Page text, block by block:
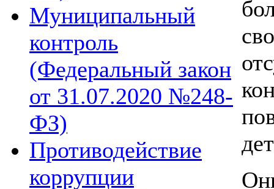
Муниципальный
контроль
(Федеральный закон
от 31.07.2020 №248-
ФЗ)
Противодействие
коррупции